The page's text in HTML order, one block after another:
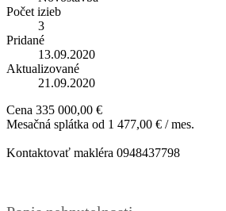
Počet izieb
3
Pridané
13.09.2020
Aktualizované
21.09.2020
Cena 335 000,00 €
Mesačná splátka od 1 477,00 € / mes.
Kontaktovať makléra 0948437798